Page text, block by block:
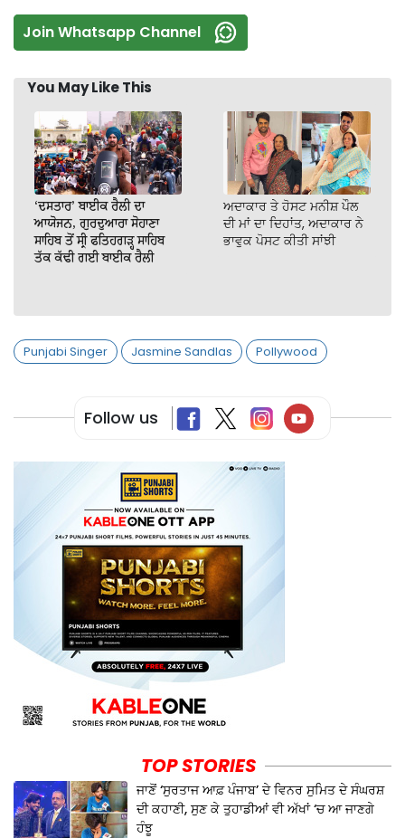
Join Whatsapp Channel
You May Like This
‘ਦਸਤਾਰ’ ਬਾਈਕ ਰੈਲੀ ਦਾ
ਆਯੋਜਨ, ਗੁਰਦੁਆਰਾ ਸੋਹਾਣਾ
ਸਾਹਿਬ ਤੋਂ ਸ੍ਰੀ ਫਤਿਹਗੜ੍ਹ ਸਾਹਿਬ
ਤੱਕ ਕੱਢੀ ਗਈ ਬਾਈਕ ਰੈਲੀ
ਅਦਾਕਾਰ ਤੇ ਹੋਸਟ ਮਨੀਸ਼ ਪੌਲ
ਦੀ ਮਾਂ ਦਾ ਦਿਹਾਂਤ, ਅਦਾਕਾਰ ਨੇ
ਭਾਵੁਕ ਪੋਸਟ ਕੀਤੀ ਸਾਂਝੀ
Punjabi Singer Jasmine Sandlas Pollywood
Follow us
TOP STORIES
ਜਾਣੋਂ ‘ਸੁਰਤਾਜ ਆਫ਼ ਪੰਜਾਬ’ ਦੇ ਵਿਨਰ ਸੁਮਿਤ ਦੇ ਸੰਘਰਸ਼
ਦੀ ਕਹਾਣੀ, ਸੁਣ ਕੇ ਤੁਹਾਡੀਆਂ ਵੀ ਅੱਖਾਂ ‘ਚ ਆ ਜਾਣਗੇ
ਹੰਝੂ